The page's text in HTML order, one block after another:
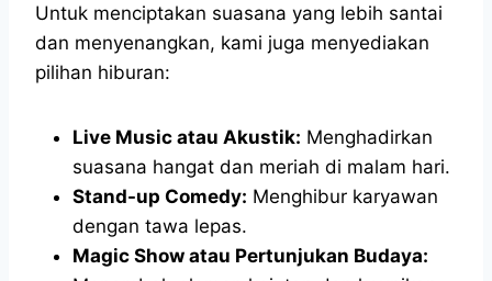
Untuk menciptakan suasana yang lebih santai
dan menyenangkan, kami juga menyediakan
pilihan hiburan:
Live Music atau Akustik: Menghadirkan
suasana hangat dan meriah di malam hari.
Stand-up Comedy: Menghibur karyawan
dengan tawa lepas.
Magic Show atau Pertunjukan Budaya: